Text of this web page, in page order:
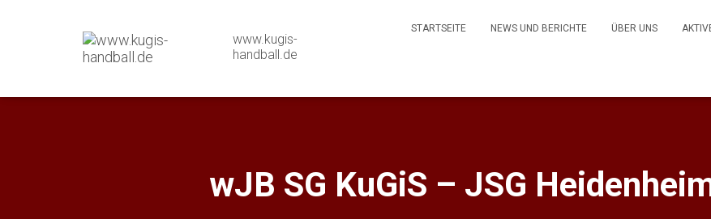
www.kugis-
handball.de
STARTSEITE NEWS UND BERICHTE ÜBER UNS
wJB SG KuGiS – JSG